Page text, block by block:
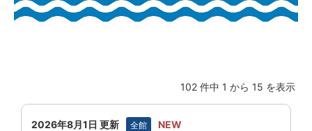
102 件中 1 から 15 を表示
2026年8月1日 更新 全館 NEW